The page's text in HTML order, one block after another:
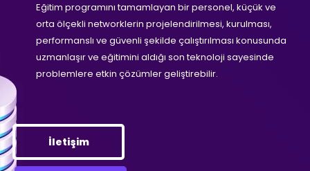
Eğitim programını tamamlayan bir personel, küçük ve
orta ölçekli networklerin projelendirilmesi, kurulması,
performanslı ve güvenli şekilde çalıştırılması konusunda
uzmanlaşır ve eğitimini aldığı son teknoloji sayesinde
problemlere etkin çözümler geliştirebilir.
İletişim